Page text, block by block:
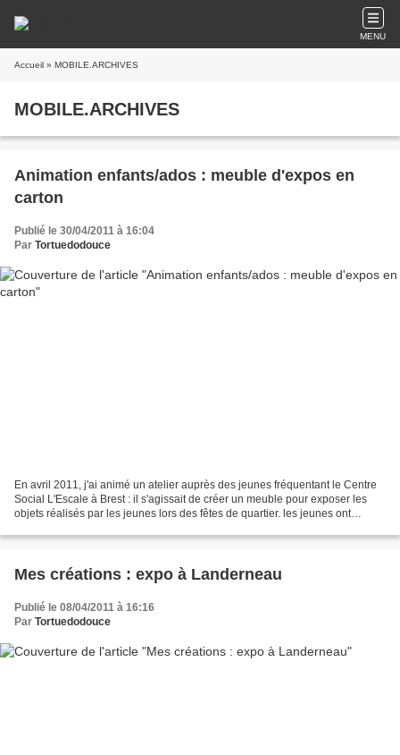
MENU
Accueil » MOBILE.ARCHIVES
MOBILE.ARCHIVES
Animation enfants/ados : meuble d'expos en
carton
Publié le 30/04/2011 à 16:04
Par Tortuedodouce
En avril 2011, j'ai animé un atelier auprès des jeunes fréquentant le Centre
Social L'Escale à Brest : il s'agissait de créer un meuble pour exposer les
objets réalisés par les jeunes lors des fêtes de quartier. les jeunes ont
Mes créations : expo à Landerneau
Publié le 08/04/2011 à 16:16
Par Tortuedodouce